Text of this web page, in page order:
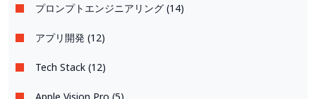
プロンプトエンジニアリング (14)
アプリ開発 (12)
Tech Stack (12)
Apple Vision Pro (5)